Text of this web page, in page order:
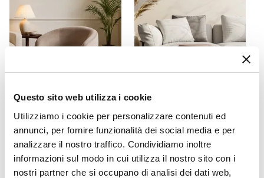
Questo sito web utilizza i cookie
Utilizziamo i cookie per personalizzare contenuti ed
annunci, per fornire funzionalità dei social media e per
analizzare il nostro traffico. Condividiamo inoltre
informazioni sul modo in cui utilizza il nostro sito con i
nostri partner che si occupano di analisi dei dati web,
Oro
Colore Seduta
Tortora
No
Imbottitura
Si
Assemblato
No
Poltrona in velluto tortora
con braccioli e gambe oro -
Jinny
Pouf rotondo 35x42h cm in
velluto a coste tortora e
base oro - Divo